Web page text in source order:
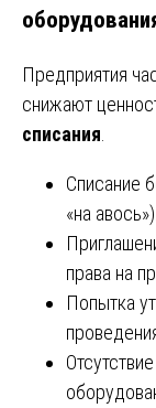
Предприятия
снижают
списания
Списание
«на авось»).
права на
Попытка